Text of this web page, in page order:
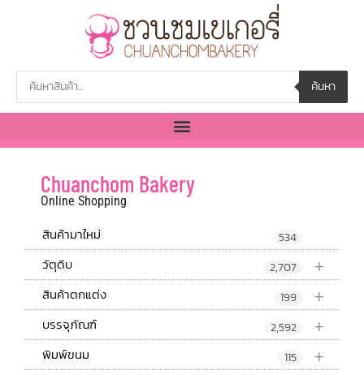
ค้นหา
Chuanchom Bakery
Online Shopping
สินค้ามาใหม่ 534
+
วัตุดิบ 2,707
+
สินค้าตกแต่ง 199
+
บรรจุภัณฑ์ 2,592
+
พิมพ์ขนม 115